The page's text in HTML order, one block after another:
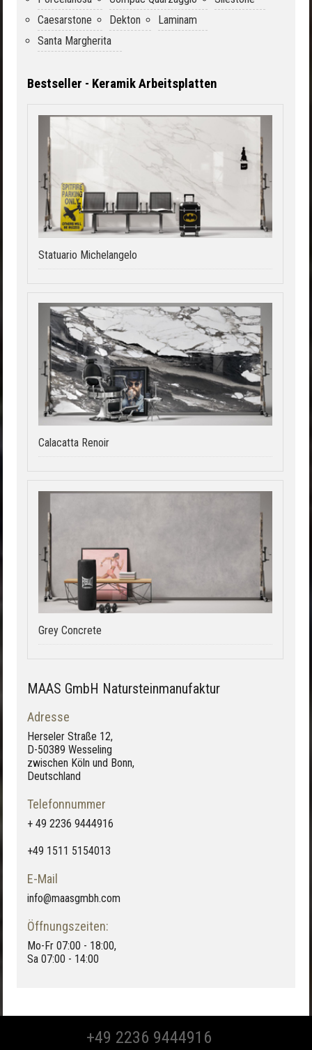
Caesarstone
Dekton
Laminam
Santa Margherita
Bestseller - Keramik Arbeitsplatten
Statuario Michelangelo
Calacatta Renoir
Grey Concrete
MAAS GmbH Natursteinmanufaktur
Adresse
Herseler Straße 12,
D-50389 Wesseling
zwischen Köln und Bonn,
Deutschland
Telefonnummer
+ 49 2236 9444916
+49 1511 5154013
E-Mail
info@maasgmbh.com
Öffnungszeiten:
Mo-Fr 07:00 - 18:00,
Sa 07:00 - 14:00
+49 2236 9444916